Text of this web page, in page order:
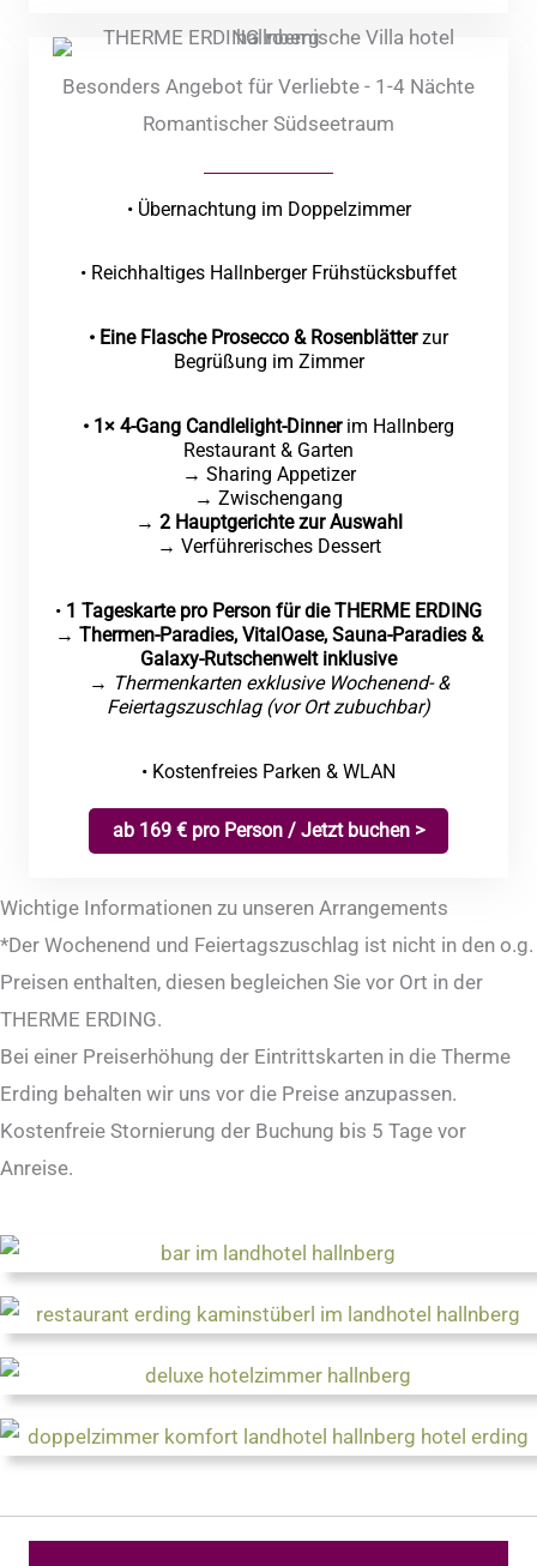
Besonders Angebot für Verliebte - 1-4 Nächte
Romantischer Südseetraum
• Übernachtung im Doppelzimmer
• Reichhaltiges Hallnberger Frühstücksbuffet
• Eine Flasche Prosecco & Rosenblätterzur
Begrüßung im Zimmer
• 1× 4-Gang Candlelight-Dinnerim Hallnberg
Restaurant & Garten
→ Sharing Appetizer
→ Zwischengang
→ 2 Hauptgerichte zur Auswahl
→ Verführerisches Dessert
• 1 Tageskarte pro Person für die THERME ERDING
→ Thermen-Paradies, VitalOase, Sauna-Paradies &
Galaxy-Rutschenwelt inklusive
→ Thermenkarten exklusive Wochenend- &
Feiertagszuschlag (vor Ort zubuchbar)
• Kostenfreies Parken & WLAN
ab 169 € pro Person / Jetzt buchen >
Wichtige Informationen zu unseren Arrangements
*Der Wochenend und Feiertagszuschlag ist nicht in den o.g.
Preisen enthalten, diesen begleichen Sie vor Ort in der
THERME ERDING.
Bei einer Preiserhöhung der Eintrittskarten in die Therme
Erding behalten wir uns vor die Preise anzupassen.
Kostenfreie Stornierung der Buchung bis 5 Tage vor
Anreise.